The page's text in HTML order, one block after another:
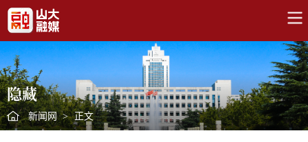
隐藏
新闻网 > 正文